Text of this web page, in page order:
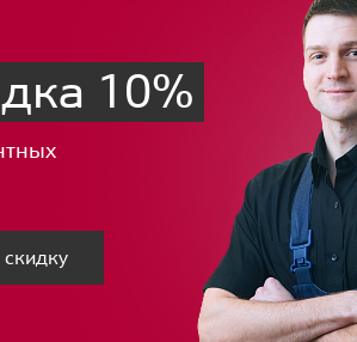
10%
скидку